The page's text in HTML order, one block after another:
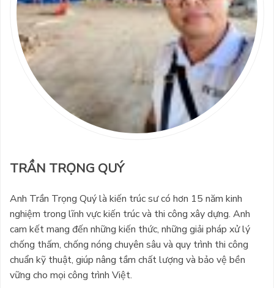
TRẦN TRỌNG QUÝ
Anh Trần Trọng Quý là kiến trúc sư có hơn 15 năm kinh
nghiệm trong lĩnh vực kiến trúc và thi công xây dựng. Anh
cam kết mang đến những kiến thức, những giải pháp xử lý
chống thấm, chống nóng chuyên sâu và quy trình thi công
chuẩn kỹ thuật, giúp nâng tầm chất lượng và bảo vệ bền
vững cho mọi công trình Việt.